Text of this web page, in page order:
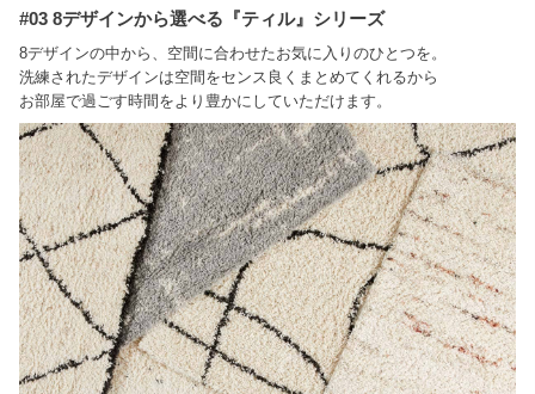
#03 8デザインから選べる『ティル』シリーズ
8デザインの中から、空間に合わせたお気に入りのひとつを。
洗練されたデザインは空間をセンス良くまとめてくれるから
お部屋で過ごす時間をより豊かにしていただけます。